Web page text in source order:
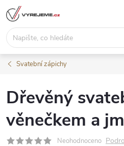
Přejít
na
obsah
Svatební zápichy
Dřevěný
věnečkem a
Neohodnoceno